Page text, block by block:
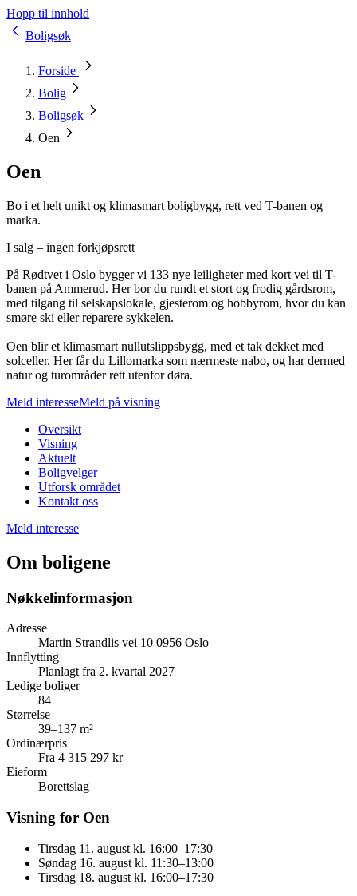
Hopp til innhold
Boligsøk
Forside
Bolig
Boligsøk
Oen
Oen
Bo i et helt unikt og klimasmart boligbygg, rett ved T-banen og
marka.
I salg – ingen forkjøpsrett
På Rødtvet i Oslo bygger vi 133 nye leiligheter med kort vei til T-
banen på Ammerud. Her bor du rundt et stort og frodig gårdsrom,
med tilgang til selskapslokale, gjesterom og hobbyrom, hvor du kan
smøre ski eller reparere sykkelen.
Oen blir et klimasmart nullutslippsbygg, med et tak dekket med
solceller. Her får du Lillomarka som nærmeste nabo, og har dermed
natur og turområder rett utenfor døra.
Meld interesseMeld på visning
Oversikt
Visning
Aktuelt
Boligvelger
Utforsk området
Kontakt oss
Meld interesse
Om boligene
Nøkkelinformasjon
Adresse
Martin Strandlis vei 10 0956 Oslo
Innflytting
Planlagt fra 2. kvartal 2027
Ledige boliger
84
Størrelse
39–137 m²
Ordinærpris
Fra 4 315 297 kr
Eieform
Borettslag
Visning for Oen
Tirsdag 11. august kl. 16:00–17:30
Søndag 16. august kl. 11:30–13:00
Tirsdag 18. august kl. 16:00–17:30